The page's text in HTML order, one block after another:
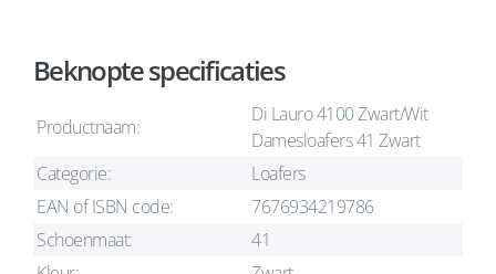
Beknopte specificaties
Productnaam:
Di Lauro 4100 Zwart/Wit
Damesloafers 41 Zwart
Categorie:
Loafers
EAN of ISBN code:
7676934219786
Schoenmaat:
41